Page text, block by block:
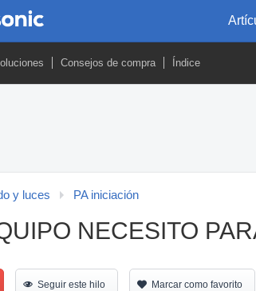
Consejos de compra Índice
y luces PA iniciación
NECESITO
Seguir este hilo Marcar como favorito